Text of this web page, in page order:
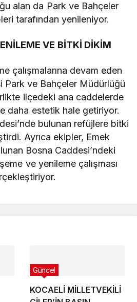
alan da Park ve Bahçeler
tarafından yenileniyor.
VE BİTKİ DİKİM
çalışmalarına devam eden
Park ve Bahçeler Müdürlüğü
ilçedeki ana caddelerde
daha estetik hale getiriyor.
bulunan refüjlere bitki
Ayrıca ekipler, Emek
Bosna Caddesi’ndeki
ve yenileme çalışması
KOCAELİ MİLLETVEKİLİ
Güncel